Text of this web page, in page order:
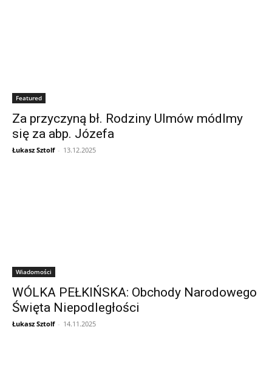
Featured
Za przyczyną bł. Rodziny Ulmów módlmy
się za abp. Józefa
Łukasz Sztolf - 13.12.2025
Wiadomości
WÓLKA PEŁKIŃSKA: Obchody Narodowego
Święta Niepodległości
Łukasz Sztolf - 14.11.2025